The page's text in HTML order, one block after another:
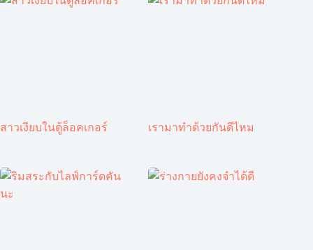
สาวเงียบในตู้ล็อคเกอร์ เรามาทำด้วยกันดีไหม